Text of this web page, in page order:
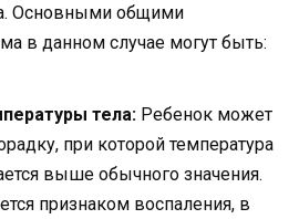
Основными общими
в данном случае могут быть:
тела: Ребенок может
при которой температура
выше обычного значения.
признаком воспаления, в